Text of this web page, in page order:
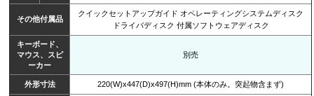
その他付属品
クイックセットアップガイド オペレーティングシステムディスク
ドライバディスク 付属ソフトウェアディスク
キーボード、
マウス、スピ
ーカー
別売
外形寸法 220(W)x447(D)x497(H)mm (本体のみ。突起物含まず)